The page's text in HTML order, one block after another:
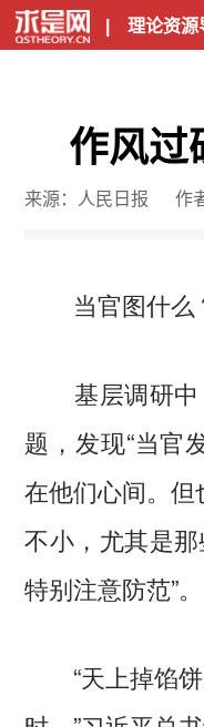
| 理论资源
作风过
来源：人民日报 作
当官图什么
基层调研中
题，发现“当官
在他们心间。但
不小，尤其是
特别注意防范”。
“天上掉馅饼